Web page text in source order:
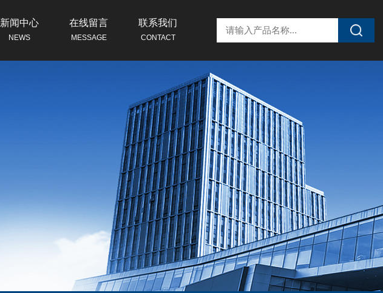
新闻中心
NEWS
在线留言
MESSAGE
联系我们
CONTACT